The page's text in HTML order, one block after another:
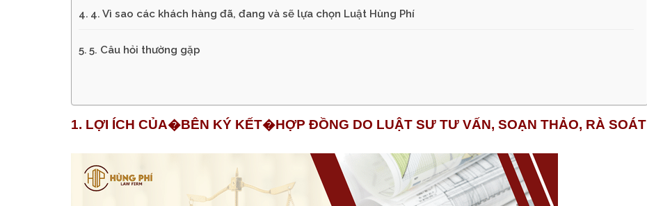
4. Vì sao các khách hàng đã, đang và sẽ lựa chọn Luật Hùng Phí
5. Câu hỏi thường gặp
1. LỢI ÍCH CỦA�BÊN KÝ KẾT�HỢP ĐỒNG DO LUẬT SƯ TƯ VẤN, SOẠN THẢO, RÀ SOÁT